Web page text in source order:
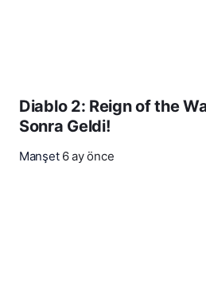
Diablo 2: Reign of the
Sonra Geldi!
Manşet 6 ay önce